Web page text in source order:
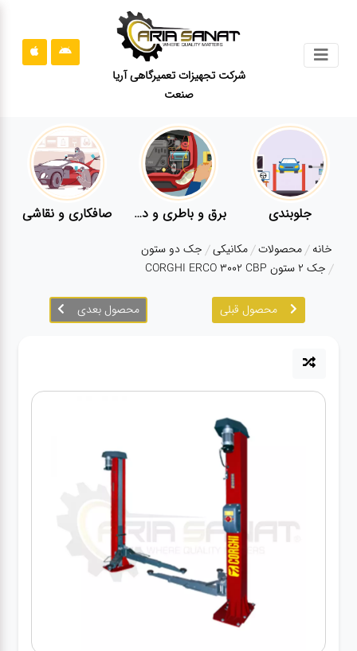
شرکت تجهیزات تعمیرگاهی آریا
صنعت
قوانین
سایت
ارتباط
درباره
ما
آپاراتی
جلوبندی برق و باطری و دیاگ صافکاری و نقاشی
خانه محصولات مکانیکی جک دو ستون
جک ۲ ستون CORGHI ERCO 3002 CBP
محصول قبلی محصول بعدی